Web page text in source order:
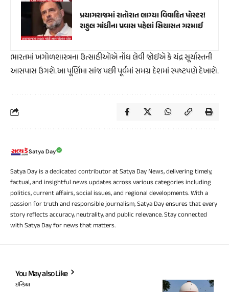
પ્રયાગરાજમાં રાતોરાત લાગ્યા વિવાદિત પોસ્ટર!
રાહુલ ગાંધીના પ્રવાસ પહેલાં સિયાસત ગરમાઈ
ભારતમાં ખગોળશાસ્ત્રના ઉત્સાહીઓએ નોંધ લેવી જોઈએ કે ચંદ્ર સૂર્યાસ્તની
આસપાસ ઉગશે.આ પૂર્ણિમા સાંજ પછી પૂર્વમાં સમગ્ર દેશમાં સ્પષ્ટપણે દેખાશે.
Satya Day
Satya Day is a dedicated contributor at Satya Day News, delivering timely,
factual, and insightful news updates across various categories including
politics, current affairs, social issues, and regional developments. With a
passion for truth and responsible journalism, Satya Day ensures that every
story reflects accuracy, neutrality, and public relevance. Stay connected
with Satya Day for news that matters.
You May also Like
ઈન્ડિયા